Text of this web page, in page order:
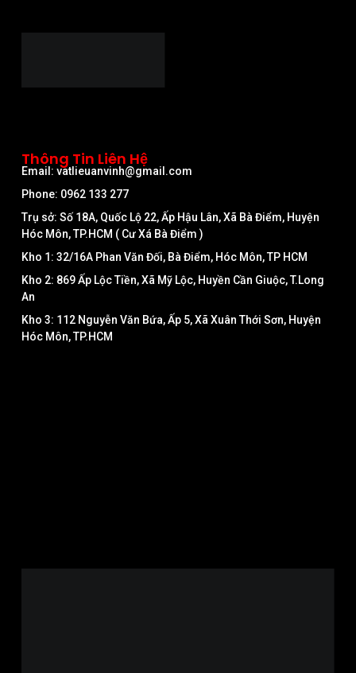
Thông Tin Liên Hệ
Email: vatlieuanvinh@gmail.com
Phone: 0962 133 277
Trụ sở: Số 18A, Quốc Lộ 22, Ấp Hậu Lân, Xã Bà Điểm, Huyện
Hóc Môn, TP.HCM ( Cư Xá Bà Điểm )
Kho 1: 32/16A Phan Văn Đối, Bà Điểm, Hóc Môn, TP HCM
Kho 2: 869 Ấp Lộc Tiền, Xã Mỹ Lộc, Huyền Cần Giuộc, T.Long
An
Kho 3: 112 Nguyễn Văn Bứa, Ấp 5, Xã Xuân Thới Sơn, Huyện
Hóc Môn, TP.HCM